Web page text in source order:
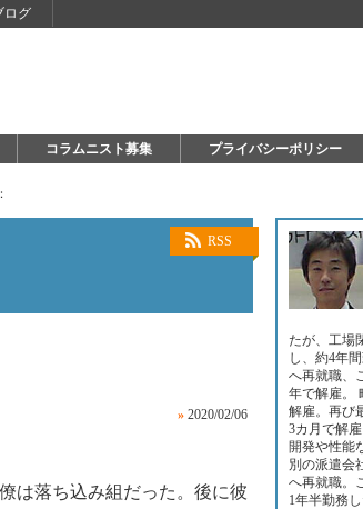
ログ
コラムニスト募集 プライバシーポリシー
RSS
» 2020/02/06
は落ち込み組だった。後に彼
たが、工場
し、約4年
へ再就職、
年で解雇。
解雇。再び
3カ月で解
開発や性能
別の派遣会
へ再就職。
1年半勤務